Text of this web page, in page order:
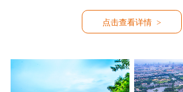
点击查看详情 >